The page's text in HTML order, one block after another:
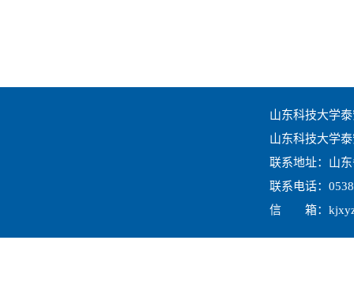
山东科技大学
山东科技大学
联系地址：山
联系电话：
信 箱：